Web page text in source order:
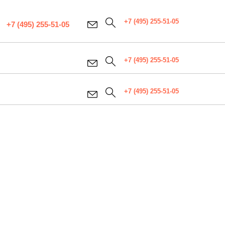
+7 (495) 255-51-05
+7 (495) 255-51-05
+7 (495) 255-51-05 +7 (495) 255-51-05